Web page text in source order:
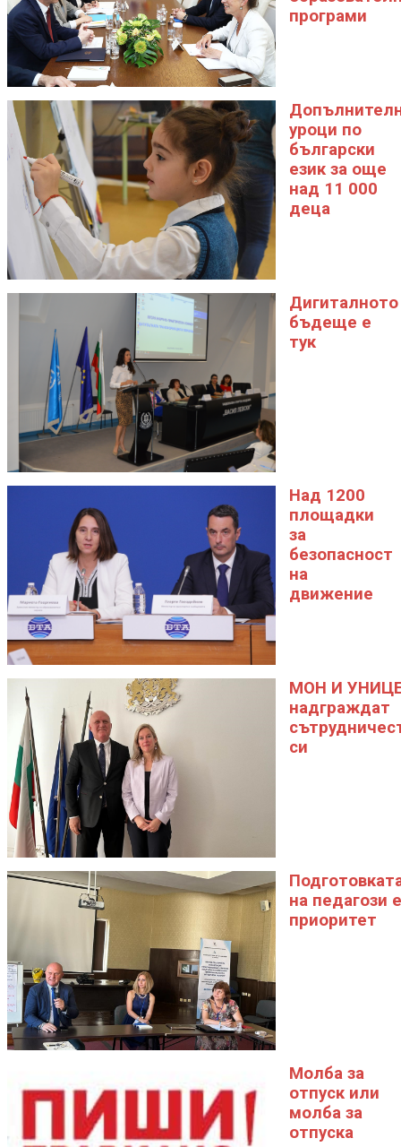
програми
уроци по
български
език за още
над 11 000
деца
Дигиталното
бъдеще е
тук
Над 1200
площадки
за
безопасност
на
движение
МОН И
надграждат
си
на педагози е
приоритет
Молба за
отпуск или
молба за
отпуска